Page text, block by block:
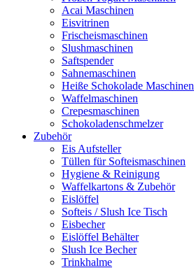
Acai Maschinen
Eisvitrinen
Frischeismaschinen
Slushmaschinen
Saftspender
Sahnemaschinen
Heiße Schokolade Maschinen
Waffelmaschinen
Crepesmaschinen
Schokoladenschmelzer
Zubehör
Eis Aufsteller
Tüllen für Softeismaschinen
Hygiene & Reinigung
Waffelkartons & Zubehör
Eislöffel
Softeis / Slush Ice Tisch
Eisbecher
Eislöffel Behälter
Slush Ice Becher
Trinkhalme